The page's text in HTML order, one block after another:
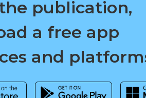
publication,
a free app
and